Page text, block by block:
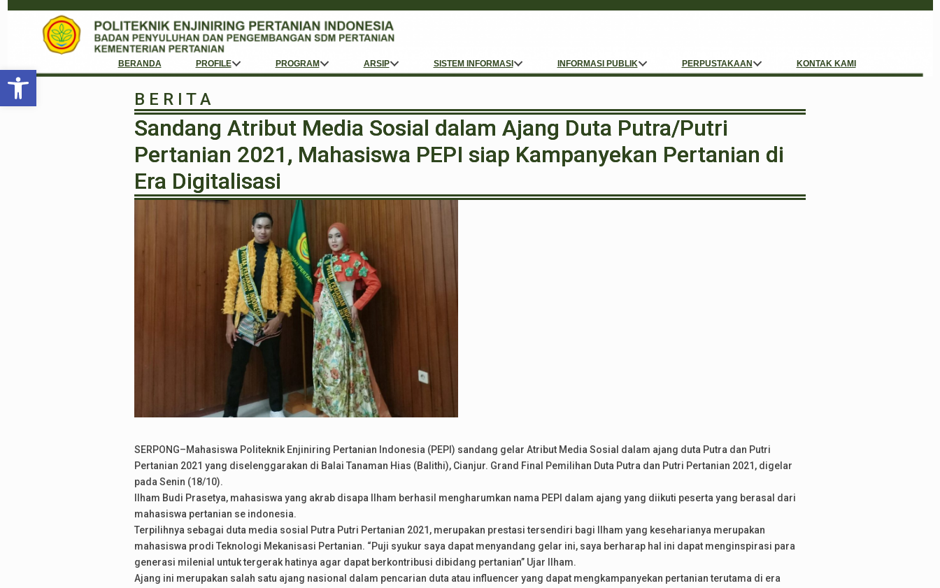
Open toolbarBERANDA PROFILE PROGRAM ARSIP SISTEM INFORMASI INFORMASI PUBLIK PERPUSTAKAAN KONTAK KAMI
B E R I T A
Sandang Atribut Media Sosial dalam Ajang Duta Putra/Putri
Pertanian 2021, Mahasiswa PEPI siap Kampanyekan Pertanian di
Era Digitalisasi
SERPONG–Mahasiswa Politeknik Enjiniring Pertanian Indonesia (PEPI) sandang gelar Atribut Media Sosial dalam ajang duta Putra dan Putri
Pertanian 2021 yang diselenggarakan di Balai Tanaman Hias (Balithi), Cianjur. Grand Final Pemilihan Duta Putra dan Putri Pertanian 2021, digelar
pada Senin (18/10).
Ilham Budi Prasetya, mahasiswa yang akrab disapa Ilham berhasil mengharumkan nama PEPI dalam ajang yang diikuti peserta yang berasal dari
mahasiswa pertanian se indonesia.
Terpilihnya sebagai duta media sosial Putra Putri Pertanian 2021, merupakan prestasi tersendiri bagi Ilham yang keseharianya merupakan
mahasiswa prodi Teknologi Mekanisasi Pertanian. “Puji syukur saya dapat menyandang gelar ini, saya berharap hal ini dapat menginspirasi para
generasi milenial untuk tergerak hatinya agar dapat berkontribusi dibidang pertanian” Ujar Ilham.
Ajang ini merupakan salah satu ajang nasional dalam pencarian duta atau influencer yang dapat mengkampanyekan pertanian terutama di era